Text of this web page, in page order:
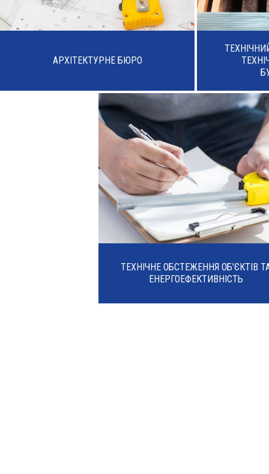
АРХІТЕКТУРНЕ БЮРО
ТЕХНІЧНЕ ОБСТЕЖЕННЯ ОБ’ЄКТІВ
ЕНЕРГОЕФЕКТИВНІСТЬ